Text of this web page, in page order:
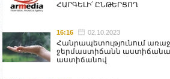
ՀԱՐԳԵԼԻ՛ ԸՆԹԵՐՑՈՂ
16:16 02.10.2023
Հանրապետությունում
ջերմաստիճանն
աստիճանով